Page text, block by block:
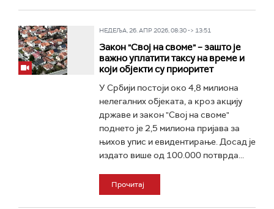
НЕДЕЉА, 26. АПР 2026, 08:30 -> 13:51
Закон "Свој на своме" – зашто је
важно уплатити таксу на време и
који објекти су приоритет
У Србији постоји око 4,8 милиона
нелегалних објеката, а кроз акцију
државе и закон "Свој на своме"
поднето је 2,5 милиона пријава за
њихов упис и евидентирање. Досад је
издато више од 100.000 потврда...
Прочитај